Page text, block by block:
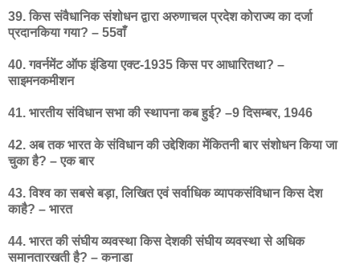
39. किस संवैधानिक संशोधन द्वारा अरुणाचल प्रदेश कोराज्य का दर्जा
प्रदानकिया गया? – 55वाँ
40. गवर्नमेंट ऑफ इंडिया एक्ट-1935 किस पर आधारितथा? –
साइमनकमीशन
41. भारतीय संविधान सभा की स्थापना कब हुई? –9 दिसम्बर, 1946
42. अब तक भारत के संविधान की उद्देशिका मेंकितनी बार संशोधन किया जा
चुका है? – एक बार
43. विश्व का सबसे बड़ा, लिखित एवं सर्वाधिक व्यापकसंविधान किस देश
काहै? – भारत
44. भारत की संघीय व्यवस्था किस देशकी संघीय व्यवस्था से अधिक
समानतारखती है? – कनाडा